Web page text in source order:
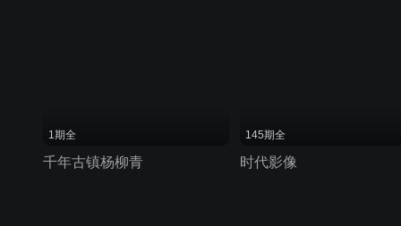
1期全
千年古镇杨柳青
145期全
时代影像